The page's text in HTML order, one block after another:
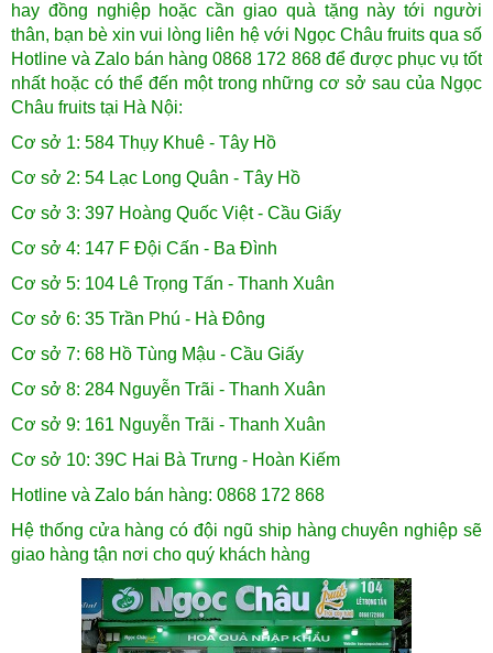
hay đồng nghiệp hoặc cần giao quà tặng này tới người
thân, bạn bè xin vui lòng liên hệ với Ngọc Châu fruits qua số
Hotline và Zalo bán hàng 0868 172 868 để được phục vụ tốt
nhất hoặc có thể đến một trong những cơ sở sau của Ngọc
Châu fruits tại Hà Nội:
Cơ sở 1: 584 Thụy Khuê - Tây Hồ
Cơ sở 2: 54 Lạc Long Quân - Tây Hồ
Cơ sở 3: 397 Hoàng Quốc Việt - Cầu Giấy
Cơ sở 4: 147 F Đội Cấn - Ba Đình
Cơ sở 5: 104 Lê Trọng Tấn - Thanh Xuân
Cơ sở 6: 35 Trần Phú - Hà Đông
Cơ sở 7: 68 Hồ Tùng Mậu - Cầu Giấy
Cơ sở 8: 284 Nguyễn Trãi - Thanh Xuân
Cơ sở 9: 161 Nguyễn Trãi - Thanh Xuân
Cơ sở 10: 39C Hai Bà Trưng - Hoàn Kiếm
Hotline và Zalo bán hàng: 0868 172 868
Hệ thống cửa hàng có đội ngũ ship hàng chuyên nghiệp sẽ
giao hàng tận nơi cho quý khách hàng